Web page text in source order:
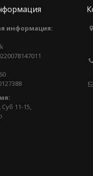
информация:
11-15,